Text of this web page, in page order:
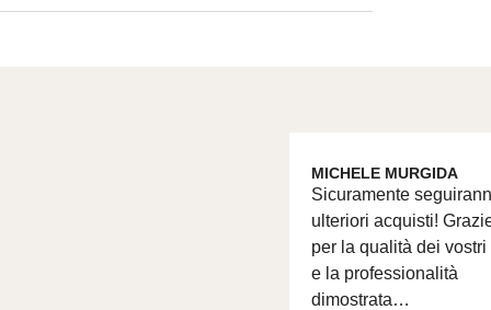
MICHELE MURGIDA
Sicuramente
ulteriori acquisti!
per la qualità dei vostri
e la professionalità
dimostrata…